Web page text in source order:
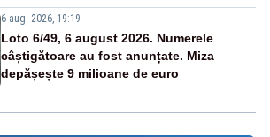
6 aug. 2026, 19:19
Loto 6/49, 6 august 2026. Numerele
câștigătoare au fost anunțate. Miza
depășește 9 milioane de euro